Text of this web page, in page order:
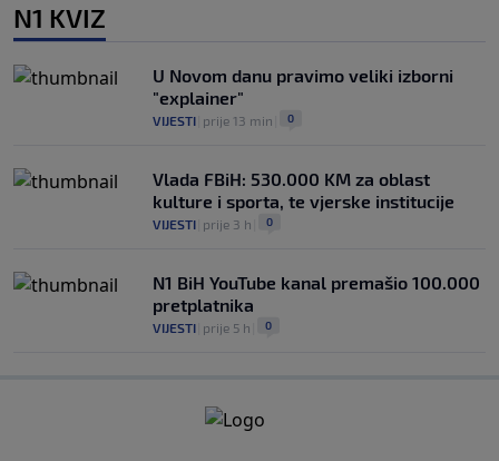
N1 KVIZ
U Novom danu pravimo veliki izborni
"explainer"
VIJESTI prije 13 min 0
Vlada FBiH: 530.000 KM za oblast
kulture i sporta, te vjerske institucije
VIJESTI prije 3 h 0
N1 BiH YouTube kanal premašio 100.000
pretplatnika
VIJESTI prije 5 h 0